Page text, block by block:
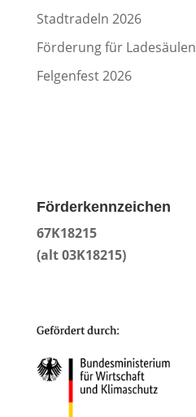
Stadtradeln 2026
Förderung für Ladesäulen
Felgenfest 2026
Förderkennzeichen
67K18215
(alt 03K18215)